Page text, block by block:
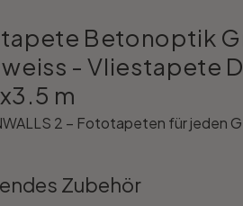
Betonoptik
- Vliestapete
m
2 – Fototapeten für jeden
Zubehör